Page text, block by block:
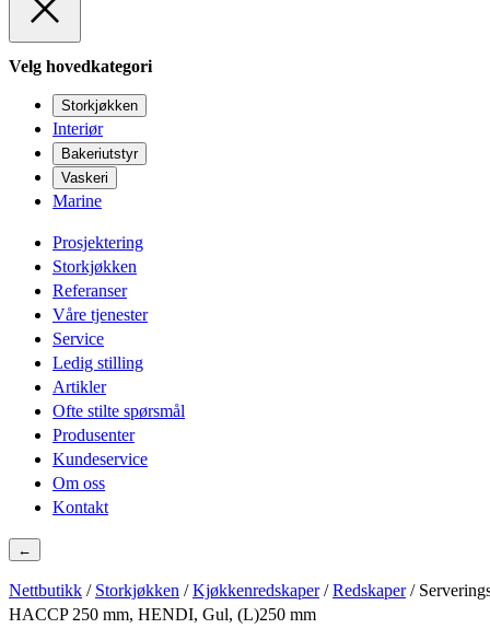
Velg hovedkategori
Storkjøkken
Interiør
Bakeriutstyr
Vaskeri
Marine
Prosjektering
Storkjøkken
Referanser
Våre tjenester
Service
Ledig stilling
Artikler
Ofte stilte spørsmål
Produsenter
Kundeservice
Om oss
Kontakt
←
Nettbutikk / Storkjøkken /Kjøkkenredskaper/Redskaper/
HACCP 250 mm, HENDI, Gul, (L)250 mm